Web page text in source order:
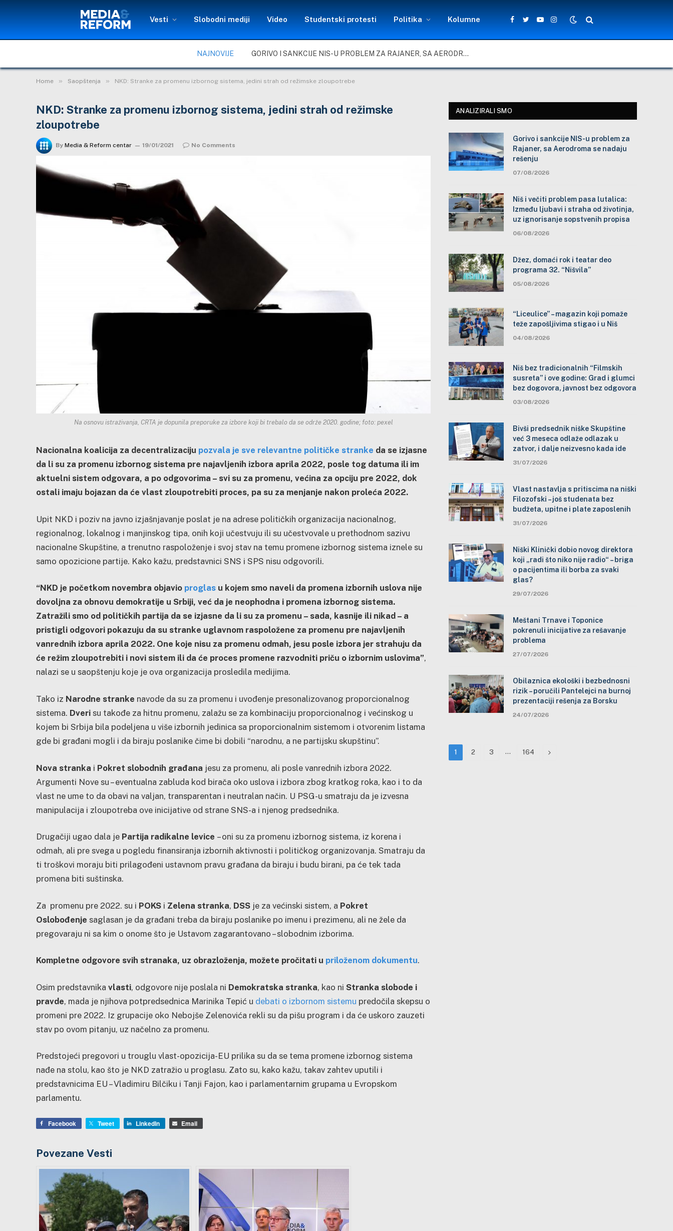
Vesti Slobodni mediji Video Studentski protesti Politika Kolumne
Facebook
TwitterYouTubeInstagram
NAJNOVIJE GORIVO I SANKCIJE NIS-U PROBLEM ZA RAJANER, SA AERODROMA SE NADAJU REŠENJU
Home » Saopštenja » NKD: Stranke za promenu izbornog sistema, jedini strah od režimske zloupotrebe
NKD: Stranke za promenu izbornog sistema, jedini strah od režimske
zloupotrebe
By Media & Reform centar 19/01/2021 No Comments
Na osnovu istraživanja, CRTA je dopunila preporuke za izbore koji bi trebalo da se održe 2020. godine; foto: pexel
Nacionalna koalicija za decentralizaciju pozvala je sve relevantne političke stranke da se izjasne
da li su za promenu izbornog sistema pre najavljenih izbora aprila 2022, posle tog datuma ili im
aktuelni sistem odgovara, a po odgovorima – svi su za promenu, većina za opciju pre 2022, dok
ostali imaju bojazan da će vlast zloupotrebiti proces, pa su za menjanje nakon proleća 2022.
Upit NKD i poziv na javno izjašnjavanje poslat je na adrese političkih organizacija nacionalnog,
regionalnog, lokalnog i manjinskog tipa, onih koji učestvuju ili su učestvovale u prethodnom sazivu
nacionalne Skupštine, a trenutno raspoloženje i svoj stav na temu promene izbornog sistema iznele su
samo opozicione partije. Kako kažu, predstavnici SNS i SPS nisu odgovorili.
“NKD je početkom novembra objavio proglas u kojem smo naveli da promena izbornih uslova nije
dovoljna za obnovu demokratije u Srbiji, već da je neophodna i promena izbornog sistema.
Zatražili smo od političkih partija da se izjasne da li su za promenu – sada, kasnije ili nikad – a
pristigli odgovori pokazuju da su stranke uglavnom raspoložene za promenu pre najavljenih
vanrednih izbora aprila 2022. One koje nisu za promenu odmah, jesu posle izbora jer strahuju da
će režim zloupotrebiti i novi sistem ili da će proces promene razvodniti priču o izbornim uslovima”,
nalazi se u saopštenju koje je ova organizacija prosledila medijima.
Tako iz Narodne stranke navode da su za promenu i uvođenje presonalizovanog proporcionalnog
sistema. Dveri su takođe za hitnu promenu, zalažu se za kombinaciju proporcionalnog i većinskog u
kojem bi Srbija bila podeljena u više izbornih jedinica sa proporcionalnim sistemom i otvorenim listama
gde bi građani mogli i da biraju poslanike čime bi dobili “narodnu, a ne partijsku skupštinu”.
Nova stranka i Pokret slobodnih građana jesu za promenu, ali posle vanrednih izbora 2022.
Argumenti Nove su – eventualna zabluda kod birača oko uslova i izbora zbog kratkog roka, kao i to da
vlast ne ume to da obavi na valjan, transparentan i neutralan način. U PSG-u smatraju da je izvesna
manipulacija i zloupotreba ove inicijative od strane SNS-a i njenog predsednika.
Drugačiji ugao dala je Partija radikalne levice – oni su za promenu izbornog sistema, iz korena i
odmah, ali pre svega u pogledu finansiranja izbornih aktivnosti i političkog organizovanja. Smatraju da
ti troškovi moraju biti prilagođeni ustavnom pravu građana da biraju i budu birani, pa će tek tada
promena biti suštinska.
Za promenu pre 2022. su i POKS i Zelena stranka, DSS je za većinski sistem, a Pokret
Oslobođenje saglasan je da građani treba da biraju poslanike po imenu i prezimenu, ali ne žele da
pregovaraju ni sa kim o onome što je Ustavom zagarantovano – slobodnim izborima.
Kompletne odgovore svih stranaka, uz obrazloženja, možete pročitati u priloženom dokumentu.
Osim predstavnika vlasti, odgovore nije poslala ni Demokratska stranka, kao ni Stranka slobode i
pravde, mada je njihova potpredsednica Marinika Tepić u debati o izbornom sistemu predočila skepsu o
promeni pre 2022. Iz grupacije oko Nebojše Zelenovića rekli su da pišu program i da će uskoro zauzeti
stav po ovom pitanju, uz načelno za promenu.
Predstojeći pregovori u trouglu vlast-opozicija-EU prilika su da se tema promene izbornog sistema
nađe na stolu, kao što je NKD zatražio u proglasu. Zato su, kako kažu, takav zahtev uputili i
predstavnicima EU – Vladimiru Bilčiku i Tanji Fajon, kao i parlamentarnim grupama u Evropskom
parlamentu.
Facebook Tweet LinkedIn Email
Povezane Vesti
ANALIZIRALI SMO
Gorivo i sankcije NIS-u problem za
Rajaner, sa Aerodroma se nadaju
rešenju
07/08/2026
Niš i večiti problem pasa lutalica:
Između ljubavi i straha od životinja,
uz ignorisanje sopstvenih propisa
06/08/2026
Džez, domaći rok i teatar deo
programa 32. “Nišvila”
05/08/2026
“Liceulice” – magazin koji pomaže
teže zapošljivima stigao i u Niš
04/08/2026
Niš bez tradicionalnih “Filmskih
susreta” i ove godine: Grad i glumci
bez dogovora, javnost bez odgovora
03/08/2026
Bivši predsednik niške Skupštine
već 3 meseca odlaže odlazak u
zatvor, i dalje neizvesno kada ide
31/07/2026
Vlast nastavlja s pritiscima na niški
Filozofski – još studenata bez
budžeta, upitne i plate zaposlenih
31/07/2026
Niški Klinički dobio novog direktora
koji „radi što niko nije radio“ – briga
o pacijentima ili borba za svaki
glas?
29/07/2026
Meštani Trnave i Toponice
pokrenuli inicijative za rešavanje
problema
27/07/2026
Obilaznica ekološki i bezbednosni
rizik – poručili Pantelejci na burnoj
prezentaciji rešenja za Borsku
24/07/2026
1 2 3 … 164 Next